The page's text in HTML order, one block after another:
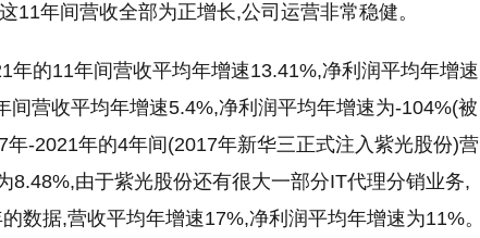
11年间营收全部为正增长,公司运营非常稳健。
年的11年间营收平均年增速13.41%,净利润平均年增速
间营收平均年增速5.4%,净利润平均年增速为-104%(被
-2021年的4年间(2017年新华三正式注入紫光股份)营
8.48%,由于紫光股份还有很大一部分IT代理分销业务,
数据,营收平均年增速17%,净利润平均年增速为11%。